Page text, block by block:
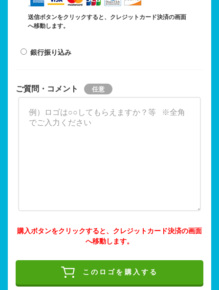
送信ボタンをクリックすると、クレジットカード決済の画面
へ移動します。
銀行振り込み
ご質問・コメント
購入ボタンをクリックすると、クレジットカード決済の画面
へ移動します。
このロゴを購入する